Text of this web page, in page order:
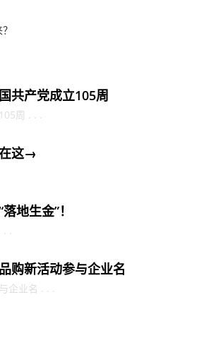
共产党成立105周
周 . . .
这→
地生金”！
. .
购新活动参与企业名
企业名 . . .